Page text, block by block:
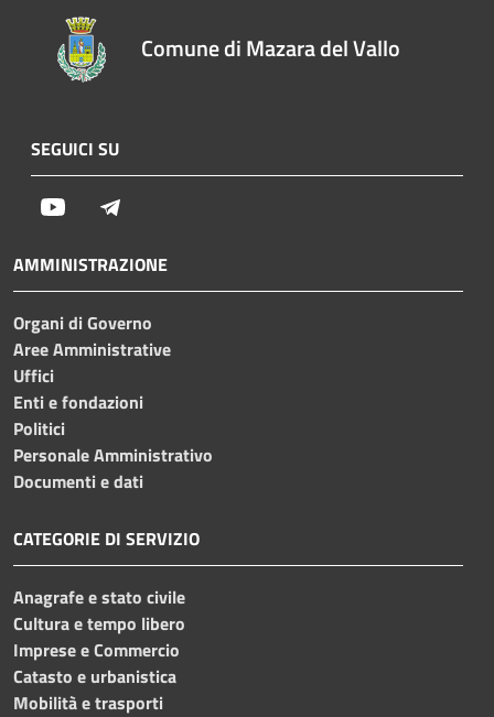
Comune di Mazara del Vallo
SEGUICI SU
Youtube
AMMINISTRAZIONE
Organi di Governo
Aree Amministrative
Uffici
Enti e fondazioni
Politici
Personale Amministrativo
Documenti e dati
CATEGORIE DI SERVIZIO
Anagrafe e stato civile
Cultura e tempo libero
Imprese e Commercio
Catasto e urbanistica
Mobilità e trasporti